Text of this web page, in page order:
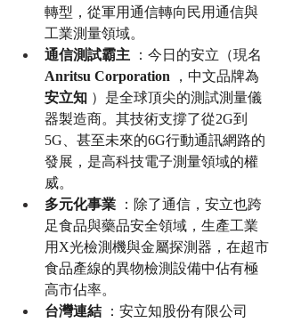
轉型，從軍用通信轉向民用通信與
工業測量領域。
通信測試霸主 ：今日的安立（現名
Anritsu Corporation ，中文品牌為
安立知 ）是全球頂尖的測試測量儀
器製造商。其技術支撐了從2G到
5G、甚至未來的6G行動通訊網路的
發展，是高科技電子測量領域的權
威。
多元化事業 ：除了通信，安立也跨
足食品與藥品安全領域，生產工業
用X光檢測機與金屬探測器，在超市
食品產線的異物檢測設備中佔有極
高市佔率。
台灣連結 ：安立知股份有限公司